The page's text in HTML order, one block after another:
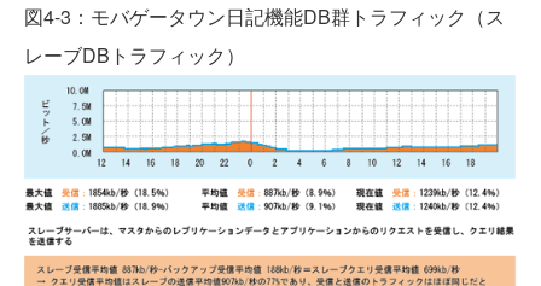
図4-3：モバゲータウン日記機能DB群トラフィック（ス
レーブDBトラフィック）